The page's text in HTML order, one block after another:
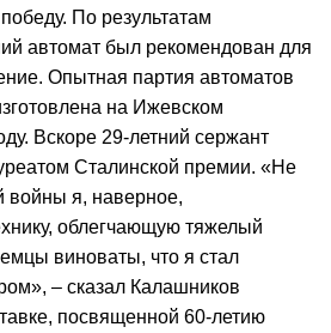
По результатам
автомат был рекомендован для
Опытная партия автоматов
на Ижевском
Вскоре 29-летний сержант
Сталинской премии. «Не
войны я, наверное,
облегчающую тяжелый
виноваты, что я стал
– сказал Калашников
посвященной 60-летию